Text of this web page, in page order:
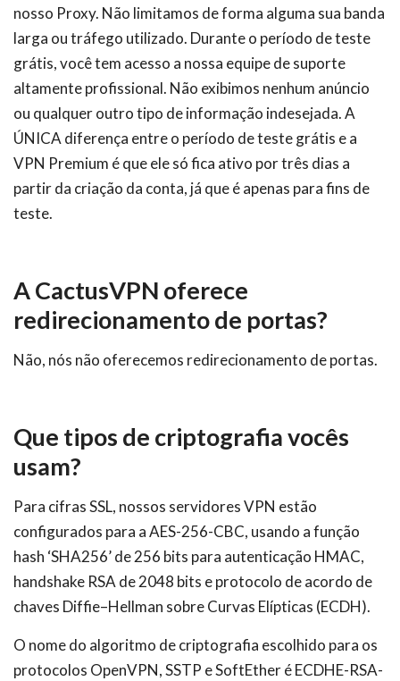
nosso Proxy. Não limitamos de forma alguma sua banda
larga ou tráfego utilizado. Durante o período de teste
grátis, você tem acesso a nossa equipe de suporte
altamente profissional. Não exibimos nenhum anúncio
ou qualquer outro tipo de informação indesejada. A
ÚNICA diferença entre o período de teste grátis e a
VPN Premium é que ele só fica ativo por três dias a
partir da criação da conta, já que é apenas para fins de
teste.
A CactusVPN oferece
redirecionamento de portas?
Não, nós não oferecemos redirecionamento de portas.
Que tipos de criptografia vocês
usam?
Para cifras SSL, nossos servidores VPN estão
configurados para a AES-256-CBC, usando a função
hash ‘SHA256’ de 256 bits para autenticação HMAC,
handshake RSA de 2048 bits e protocolo de acordo de
chaves Diffie–Hellman sobre Curvas Elípticas (ECDH).
O nome do algoritmo de criptografia escolhido para os
protocolos OpenVPN, SSTP e SoftEther é ECDHE-RSA-